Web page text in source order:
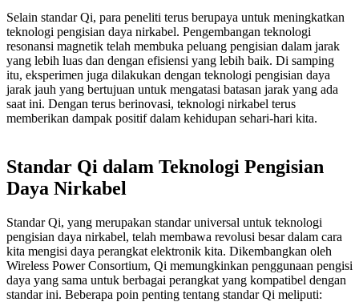
Selain standar Qi, para peneliti terus berupaya untuk meningkatkan
teknologi pengisian daya nirkabel. Pengembangan teknologi
resonansi magnetik telah membuka peluang pengisian dalam jarak
yang lebih luas dan dengan efisiensi yang lebih baik. Di samping
itu, eksperimen juga dilakukan dengan teknologi pengisian daya
jarak jauh yang bertujuan untuk mengatasi batasan jarak yang ada
saat ini. Dengan terus berinovasi, teknologi nirkabel terus
memberikan dampak positif dalam kehidupan sehari-hari kita.
Standar Qi dalam Teknologi Pengisian
Daya Nirkabel
Standar Qi, yang merupakan standar universal untuk teknologi
pengisian daya nirkabel, telah membawa revolusi besar dalam cara
kita mengisi daya perangkat elektronik kita. Dikembangkan oleh
Wireless Power Consortium, Qi memungkinkan penggunaan pengisi
daya yang sama untuk berbagai perangkat yang kompatibel dengan
standar ini. Beberapa poin penting tentang standar Qi meliputi: